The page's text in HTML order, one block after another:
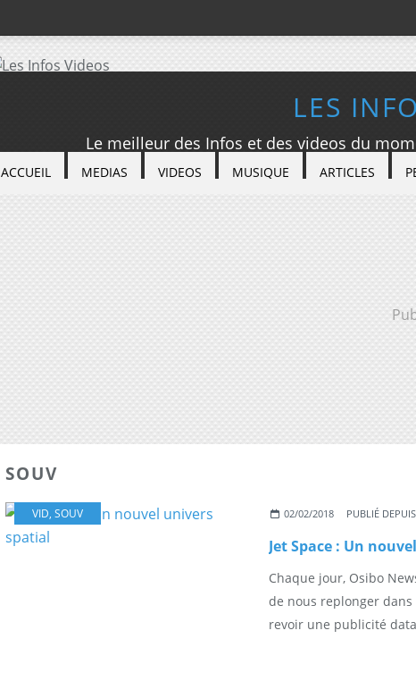
LES
Le meilleur des Infos et des videos du
ACCUEIL MEDIAS VIDEOS MUSIQUE ARTICLES
SOUV
VID, SOUV 02/02/2018 PUBLIÉ
Chaque jour, Osibo
de nous replonger dans
revoir une publicité